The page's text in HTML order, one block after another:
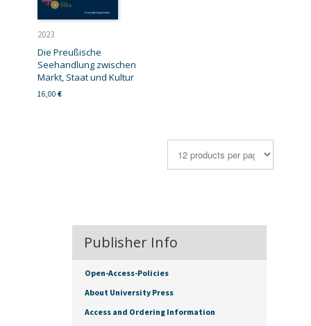
2023
Die Preußische
Seehandlung zwischen
Markt, Staat und Kultur
16,00 €
Publisher Info
Open-Access-Policies
About University Press
Access and Ordering Information